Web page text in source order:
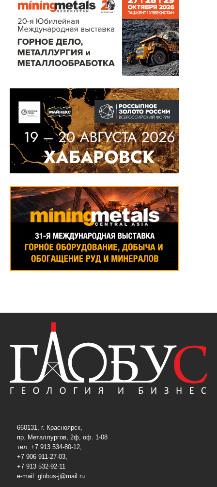
660131, г. Красноярск,
пр. Металлургов, 2ф, оф. 1-08
тел. +7 913 534-80-12,
+7 906 911-27-03,
+7 913 532-92-11
e-mail: globus-j@mail.ru